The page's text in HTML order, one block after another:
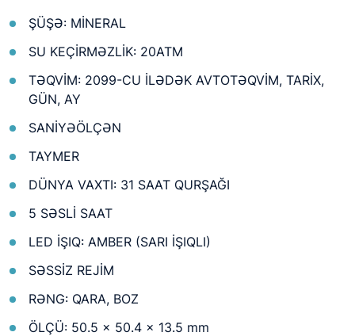
ŞÜŞƏ: MİNERAL
SU KEÇİRMƏZLİK: 20ATM
TƏQVİM: 2099-CU İLƏDƏK AVTOTƏQVİM, TARİX,
GÜN, AY
SANİYƏÖLÇƏN
TAYMER
DÜNYA VAXTI: 31 SAAT QURŞAĞI
5 SƏSLİ SAAT
LED İŞIQ: AMBER (SARI İŞIQLI)
SƏSSİZ REJİM
RƏNG: QARA, BOZ
ÖLÇÜ: 50.5 × 50.4 × 13.5 mm